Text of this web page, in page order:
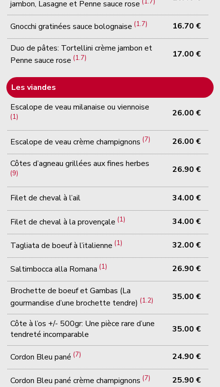
jambon, Lasagne et Penne sauce rose
Gnocchi gratinées sauce bolognaise(1.7) 16.70 €
Duo de pâtes: Tortellini crème jambon et
Penne sauce rose(1.7) 17.00 €
Les viandes
Escalope de veau milanaise ou viennoise
(1) 26.00 €
Escalope de veau crème champignons(7) 26.00 €
Côtes d’agneau grillées aux fines herbes
(9) 26.90 €
Filet de cheval à l’ail 34.00 €
Filet de cheval à la provençale(1) 34.00 €
Tagliata de boeuf à l’italienne(1) 32.00 €
Saltimbocca alla Romana(1) 26.90 €
Brochette de boeuf et Gambas (La
gourmandise d’une brochette tendre)(1.2) 35.00 €
Côte à l’os +/- 500gr: Une pièce rare d’une
tendreté incomparable
35.00 €
Cordon Bleu pané(7) 24.90 €
Cordon Bleu pané crème champignons(7) 25.90 €